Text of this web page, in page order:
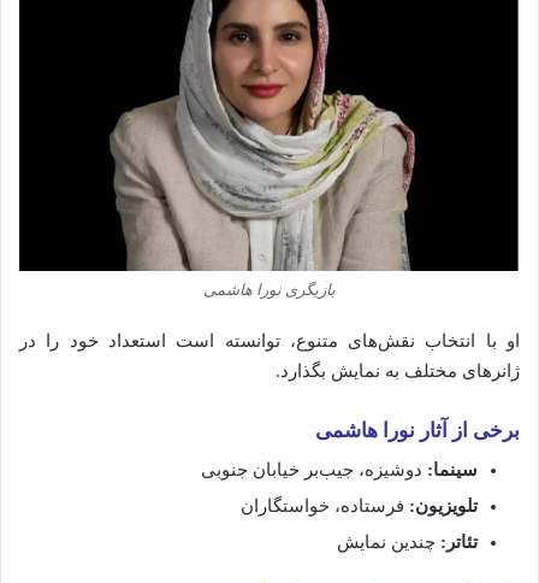
بازیگری نورا هاشمی
او با انتخاب نقش‌های متنوع، توانسته است استعداد خود را در
ژانرهای مختلف به نمایش بگذارد.
برخی از آثار نورا هاشمی
سینما: دوشیزه، جیب‌بر خیابان جنوبی
تلویزیون: فرستاده، خواستگاران
تئاتر: چندین نمایش